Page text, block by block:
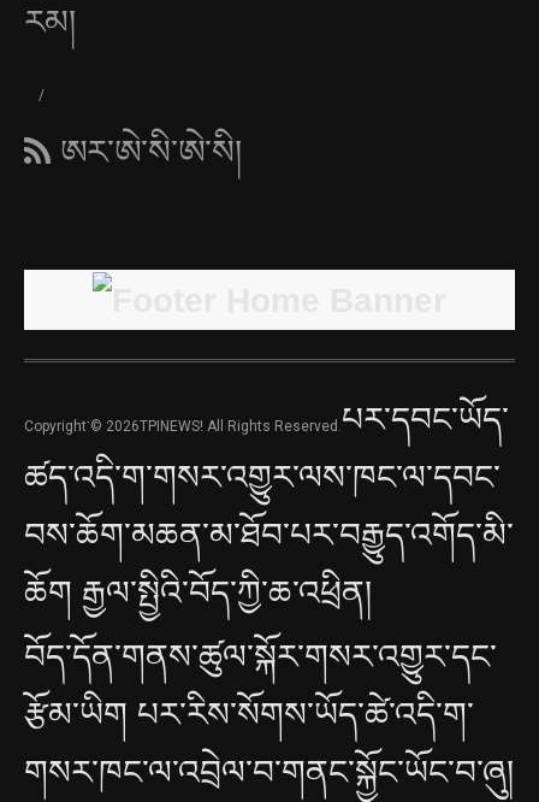
རམ།
ཨར་ཨེ་སི་ཨེ་སི།
Copyright་© 2026TPINEWS! All Rights Reserved. པར་དབང་ཡོད་
ཚད་འདི་ག་གསར་འགྱུར་ལས་ཁང་ལ་དབང་
བས་ཆོག་མཆན་མ་ཐོབ་པར་བརྒྱུད་འགོད་མི་
ཆོག རྒྱལ་སྤྱིའི་བོད་ཀྱི་ཆ་འཕྲིན།
བོད་དོན་གནས་ཚུལ་སྐོར་གསར་འགྱུར་དང་
རྩོམ་ཡིག པར་རིས་སོགས་ཡོད་ཚེ་འདི་ག་
གསར་ཁང་ལ་འབྲེལ་བ་གནང་སྐྱོང་ཡོང་བ་ཞུ།